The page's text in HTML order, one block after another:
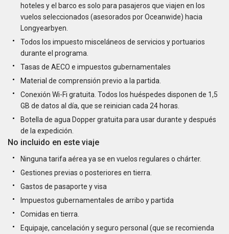
hoteles y el barco es solo para pasajeros que viajen en los
vuelos seleccionados (asesorados por Oceanwide) hacia
Longyearbyen.
Todos los impuesto misceláneos de servicios y portuarios
durante el programa.
Tasas de AECO e impuestos gubernamentales
Material de comprensión previo a la partida.
Conexión Wi-Fi gratuita. Todos los huéspedes disponen de 1,5
GB de datos al día, que se reinician cada 24 horas.
Botella de agua Dopper gratuita para usar durante y después
de la expedición.
No incluido en este viaje
Ninguna tarifa aérea ya se en vuelos regulares o chárter.
Gestiones previas o posteriores en tierra.
Gastos de pasaporte y visa
Impuestos gubernamentales de arribo y partida
Comidas en tierra.
Equipaje, cancelación y seguro personal (que se recomienda